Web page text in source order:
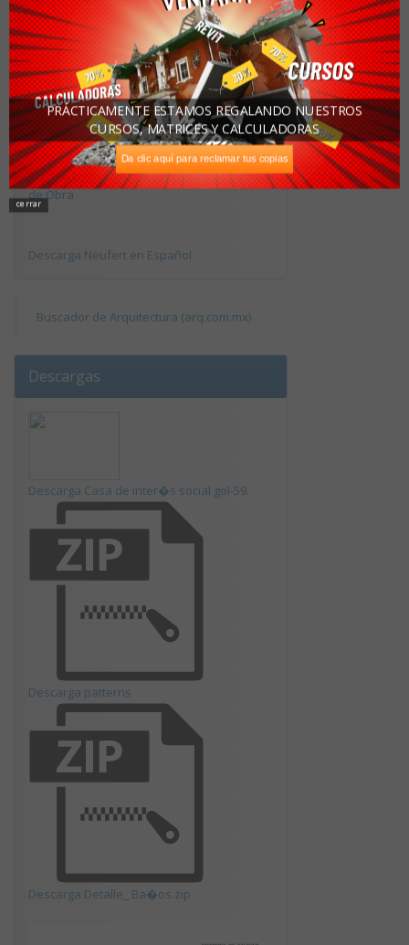
Descarga de casa constructivos y detalles
Descarga Presupuesto de Obra para
Vivienda Tipo
Descarga Tablas de Rendimiento de Mano
de Obra
Descarga Neufert en Español
Buscador de Arquitectura (arq.com.mx)
Descargas
Descarga Casa de inter�s social gol-59.
Descarga patterns
Descarga Detalle_ Ba�os.zip
cerrar
Da clic aquí para reclamar tus copias
PRÁCTICAMENTE ESTAMOS REGALANDO NUESTROS
CURSOS, MATRICES Y CALCULADORAS